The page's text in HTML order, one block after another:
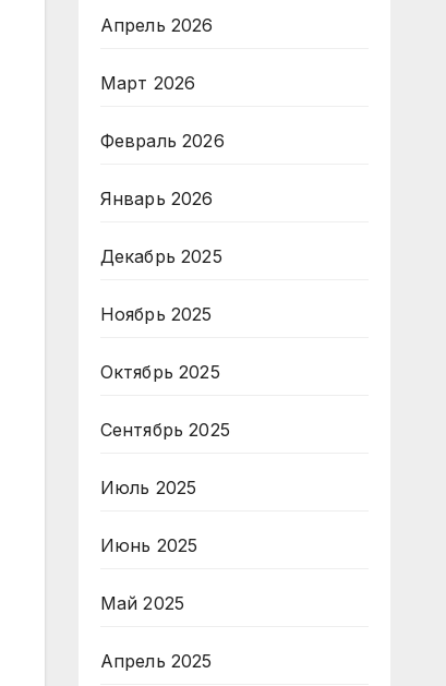
Апрель 2026
Март 2026
Февраль 2026
Январь 2026
Декабрь 2025
Ноябрь 2025
Октябрь 2025
Сентябрь 2025
Июль 2025
Июнь 2025
Май 2025
Апрель 2025